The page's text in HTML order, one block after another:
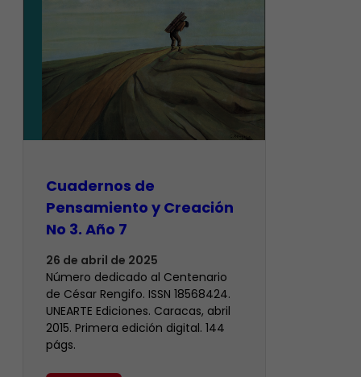
Cuadernos de
Pensamiento y Creación
No 3. Año 7
26 de abril de 2025
Número dedicado al Centenario
de César Rengifo. ISSN 18568424.
UNEARTE Ediciones. Caracas, abril
2015. Primera edición digital. 144
págs.